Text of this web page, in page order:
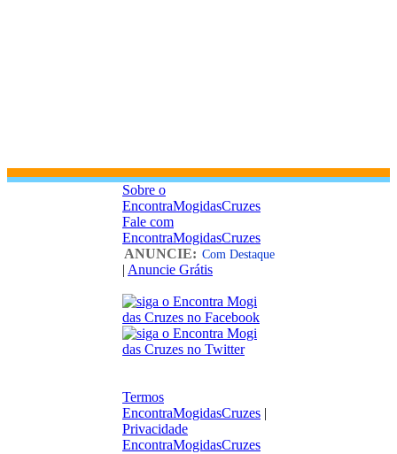
Sobre o
EncontraMogidasCruzes
Fale com
EncontraMogidasCruzes
ANUNCIE: Com Destaque
| Anuncie Grátis
Termos
EncontraMogidasCruzes |
Privacidade
EncontraMogidasCruzes